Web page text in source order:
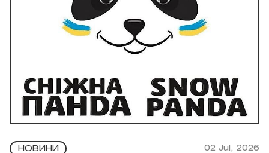
НОВИНИ 02 Jul, 2026